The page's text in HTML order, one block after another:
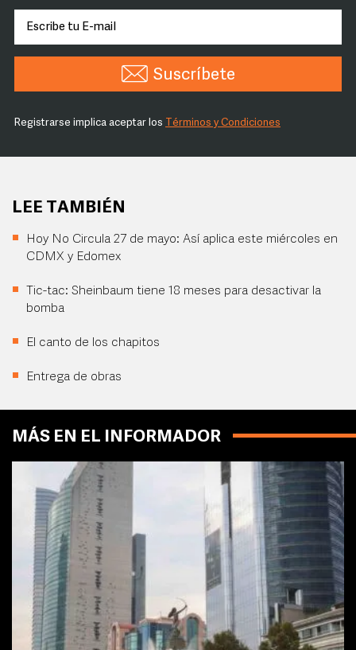
Suscríbete
Registrarse implica aceptar los Términos y Condiciones
LEE TAMBIÉN
Hoy No Circula 27 de mayo: Así aplica este miércoles en
CDMX y Edomex
Tic-tac: Sheinbaum tiene 18 meses para desactivar la
bomba
El canto de los chapitos
Entrega de obras
MÁS EN EL INFORMADOR